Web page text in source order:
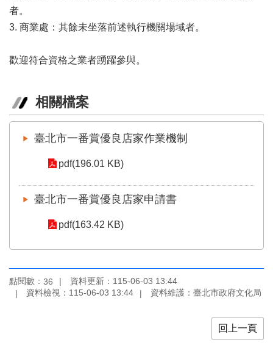
府
開
聯
絡
音
回
頁
網
者。
3. 商業處：其餘未坐落前述執行機關場域者。
歡迎符合資格之業者踴躍參與。
相關檔案
臺北市一番賞優良店家作業機制
pdf(196.01 KB)
臺北市一番賞優良店家申請書
pdf(163.42 KB)
點閱數： 36
資料更新：115-06-03 13:44
資料檢視：115-06-03 13:44
資料維護：臺北市政府文化局
回上一頁